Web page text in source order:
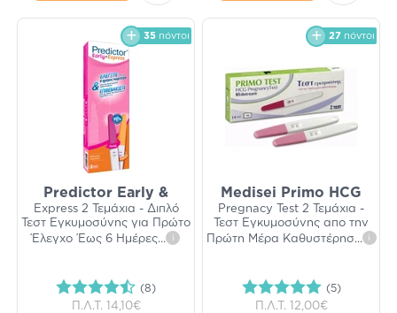
35 πόντοι
Predictor Early &
Express 2 Τεμάχια - Διπλό
Τεστ Εγκυμοσύνης για Πρώτο
Έλεγχο Έως 6 Ημέρες... i
(8)
Π.Λ.Τ. 14,10€
27 πόντοι
Medisei Primo HCG
Pregnacy Test 2 Τεμάχια -
Τεστ Εγκυμοσύνης απο την
Πρώτη Μέρα Καθυστέρησ... i
(5)
Π.Λ.Τ. 12,00€